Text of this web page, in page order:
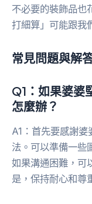
不必要的裝飾品也
打細算」可能跟我
常見問題與解
Q1：如果婆婆
怎麼辦？
A1：首先要感謝
法。可以準備一些
如果溝通困難，可
是，保持耐心和尊